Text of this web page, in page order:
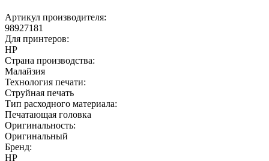
Артикул производителя:
98927181
Для принтеров:
HP
Страна производства:
Малайзия
Технология печати:
Струйная печать
Тип расходного материала:
Печатающая головка
Оригинальность:
Оригинальный
Бренд:
HP